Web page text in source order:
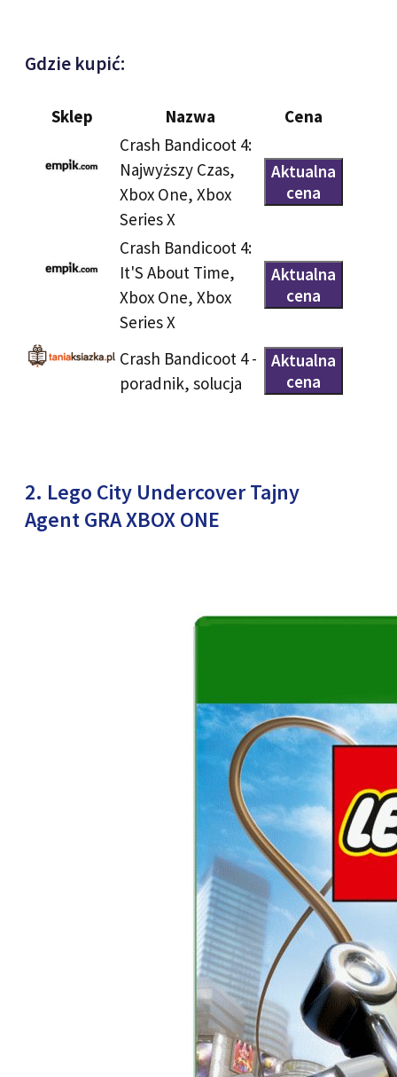
Gdzie kupić:
Sklep Nazwa
Cena
Crash Bandicoot 4:
Najwyższy Czas,
Xbox One, Xbox
Series X
Aktualna
cena
Crash Bandicoot 4:
It'S About Time,
Xbox One, Xbox
Series X
Aktualna
cena
Crash Bandicoot 4 -
poradnik, solucja
Aktualna
cena
2. Lego City Undercover Tajny
Agent GRA XBOX ONE